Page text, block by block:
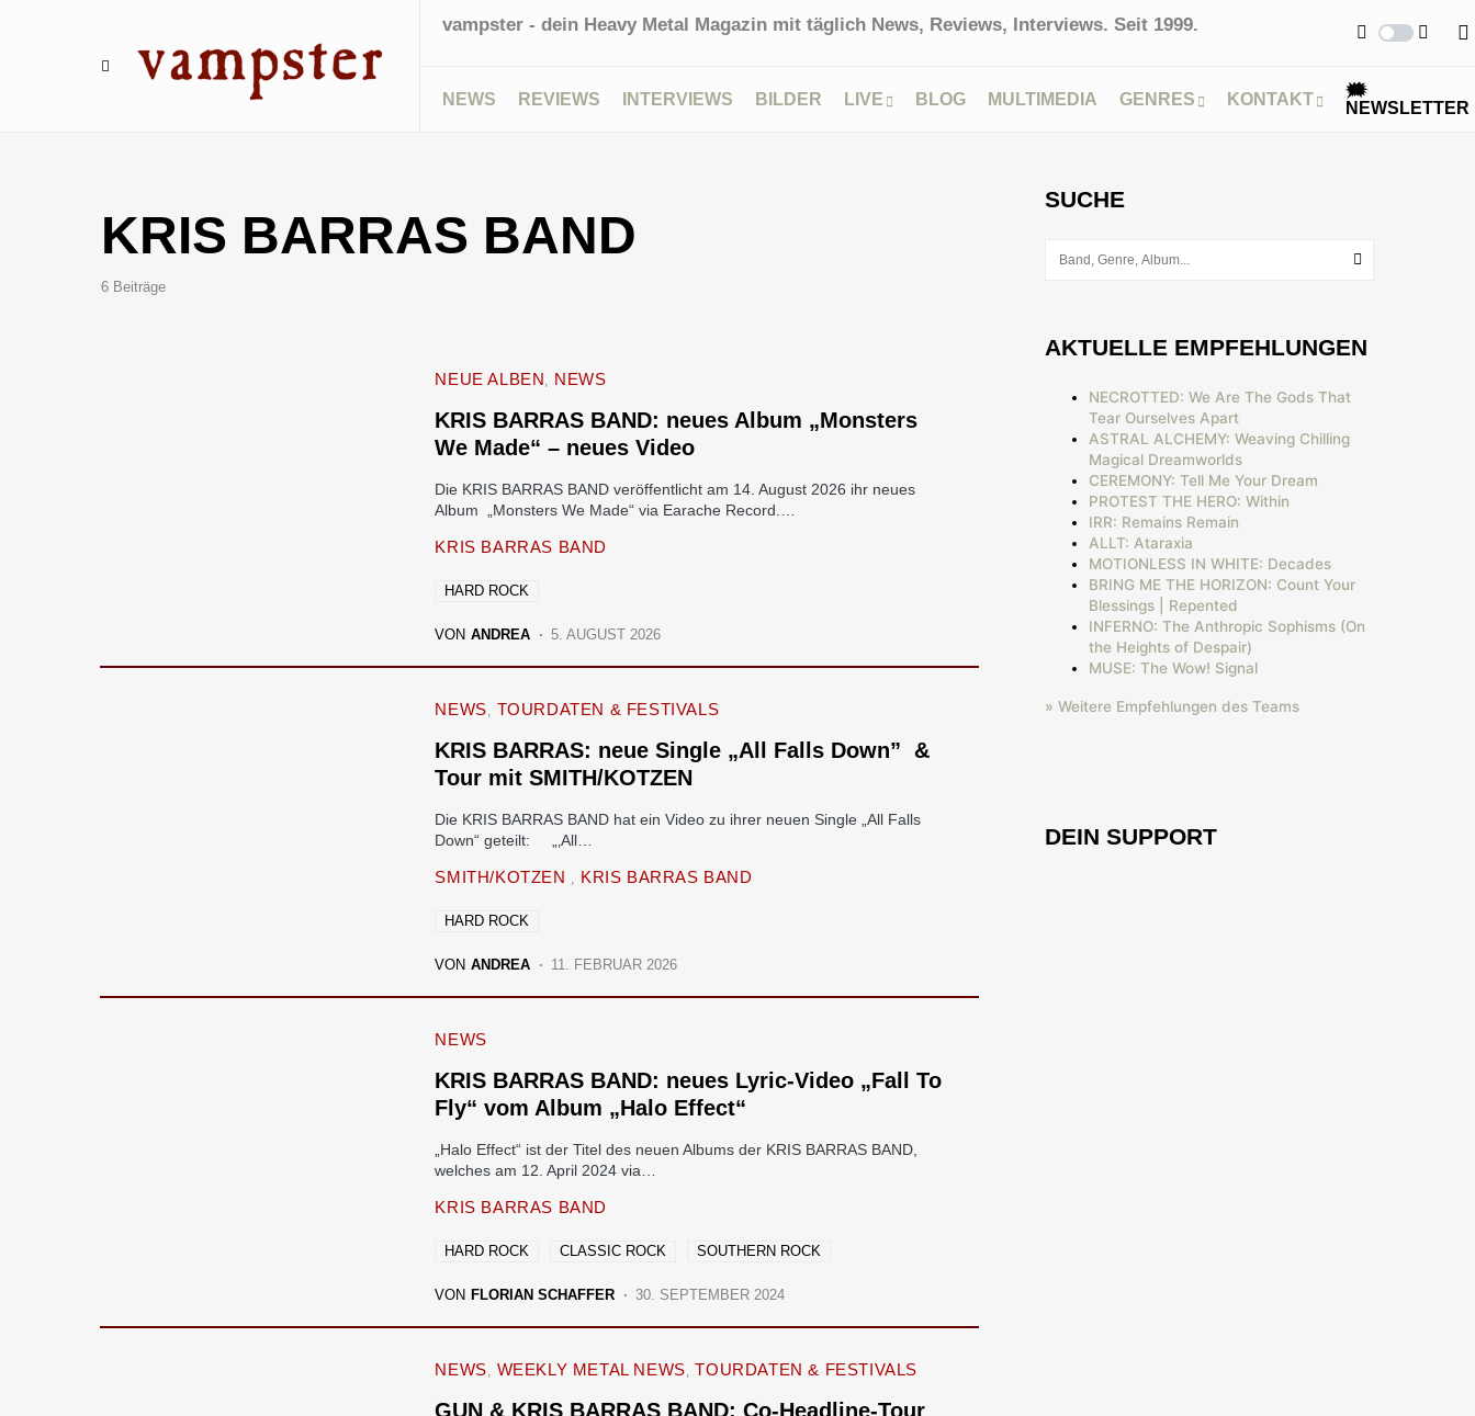
vampster - dein Heavy Metal Magazin mit täglich News, Reviews, Interviews. Seit 1999.
NEWS REVIEWS INTERVIEWS BILDER LIVE BLOG MULTIMEDIA GENRES KONTAKT
🗯
NEWSLETTER
KRIS BARRAS BAND
6 Beiträge
NEUE ALBEN NEWS
KRIS BARRAS BAND: neues Album „Monsters
We Made“ – neues Video
Die KRIS BARRAS BAND veröffentlicht am 14. August 2026 ihr neues
Album „Monsters We Made“ via Earache Record.…
KRIS BARRAS BAND
HARD ROCK
VON ANDREA 5. AUGUST 2026
NEWS TOURDATEN & FESTIVALS
KRIS BARRAS: neue Single „All Falls Down” &
Tour mit SMITH/KOTZEN
Die KRIS BARRAS BAND hat ein Video zu ihrer neuen Single „All Falls
Down“ geteilt: „‚All…
SMITH/KOTZEN KRIS BARRAS BAND
HARD ROCK
VON ANDREA 11. FEBRUAR 2026
NEWS
KRIS BARRAS BAND: neues Lyric-Video „Fall To
Fly“ vom Album „Halo Effect“
„Halo Effect“ ist der Titel des neuen Albums der KRIS BARRAS BAND,
welches am 12. April 2024 via…
KRIS BARRAS BAND
HARD ROCK CLASSIC ROCK SOUTHERN ROCK
VON FLORIAN SCHAFFER 30. SEPTEMBER 2024
NEWS WEEKLY METAL NEWS TOURDATEN & FESTIVALS
GUN & KRIS BARRAS BAND: Co-Headline-Tour
SUCHE
AKTUELLE EMPFEHLUNGEN
NECROTTED: We Are The Gods That
Tear Ourselves Apart
ASTRAL ALCHEMY: Weaving Chilling
Magical Dreamworlds
CEREMONY: Tell Me Your Dream
PROTEST THE HERO: Within
IRR: Remains Remain
ALLT: Ataraxia
MOTIONLESS IN WHITE: Decades
BRING ME THE HORIZON: Count Your
Blessings | Repented
INFERNO: The Anthropic Sophisms (On
the Heights of Despair)
MUSE: The Wow! Signal
» Weitere Empfehlungen des Teams
DEIN SUPPORT